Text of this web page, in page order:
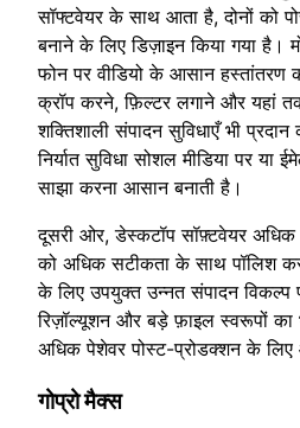
सॉफ्टवेयर के साथ आता है, दोनों को
बनाने के लिए डिज़ाइन किया गया
फोन पर वीडियो के आसान हस्तांतरण
क्रॉप करने, फ़िल्टर लगाने और यहां
शक्तिशाली संपादन सुविधाएँ भी
निर्यात सुविधा सोशल मीडिया पर या
साझा करना आसान बनाती है।
दूसरी ओर, डेस्कटॉप सॉफ़्टवेयर अधिक
को अधिक सटीकता के साथ पॉलिश
के लिए उपयुक्त उन्नत संपादन विकल्प
रिज़ॉल्यूशन और बड़े फ़ाइल स्वरूपों का
अधिक पेशेवर पोस्ट-प्रोडक्शन के लिए
गोप्रो मैक्स